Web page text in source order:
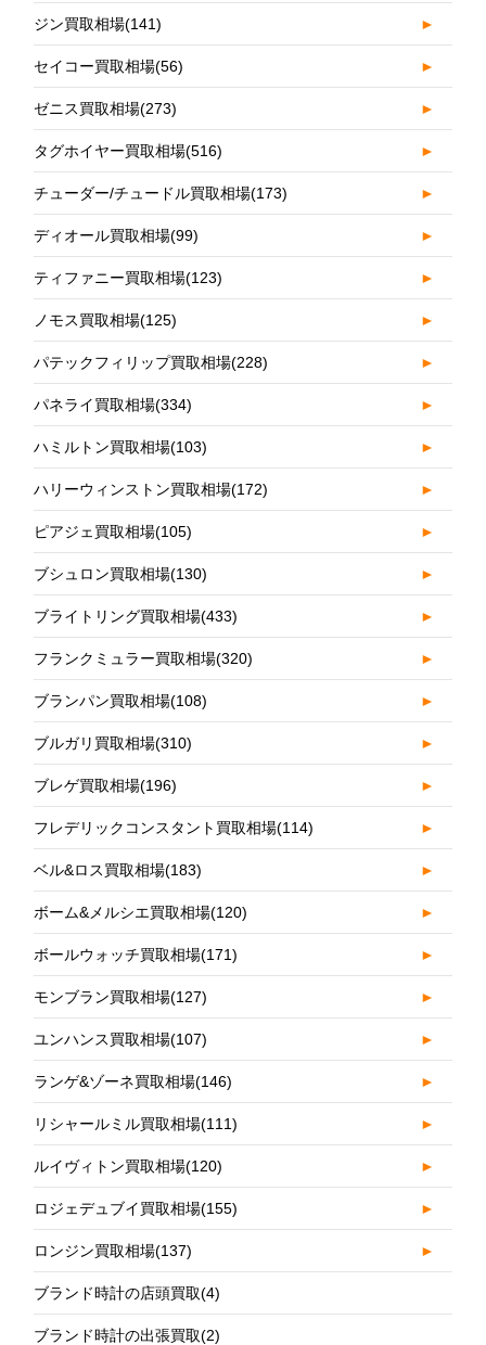
ジン買取相場(141) ►
セイコー買取相場(56) ►
ゼニス買取相場(273) ►
タグホイヤー買取相場(516) ►
チューダー/チュードル買取相場(173) ►
ディオール買取相場(99) ►
ティファニー買取相場(123) ►
ノモス買取相場(125) ►
パテックフィリップ買取相場(228) ►
パネライ買取相場(334) ►
ハミルトン買取相場(103) ►
ハリーウィンストン買取相場(172) ►
ピアジェ買取相場(105) ►
ブシュロン買取相場(130) ►
ブライトリング買取相場(433) ►
フランクミュラー買取相場(320) ►
ブランパン買取相場(108) ►
ブルガリ買取相場(310) ►
ブレゲ買取相場(196) ►
フレデリックコンスタント買取相場(114) ►
ベル&ロス買取相場(183) ►
ボーム&メルシエ買取相場(120) ►
ボールウォッチ買取相場(171) ►
モンブラン買取相場(127) ►
ユンハンス買取相場(107) ►
ランゲ&ゾーネ買取相場(146) ►
リシャールミル買取相場(111) ►
ルイヴィトン買取相場(120) ►
ロジェデュブイ買取相場(155) ►
ロンジン買取相場(137) ►
ブランド時計の店頭買取(4)
ブランド時計の出張買取(2)